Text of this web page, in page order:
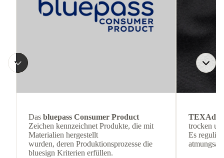
Das bluepass Consumer Product
Zeichen kennzeichnet Produkte, die mit
Materialien hergestellt
wurden, deren Produktionsprozesse die
bluesign Kriterien erfüllen.
TEXAdri
trocken
Es